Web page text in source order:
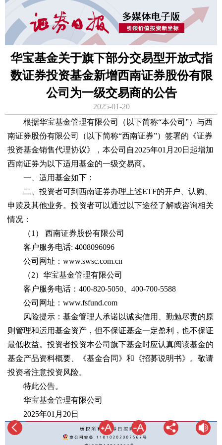
华宝基金关于旗下部分交易型开放式指
数证券投资基金新增西南证券股份有限
公司为一级交易商的公告
2025-01-20
根据华宝基金管理有限公司（以下简称“本公司”）与西
南证券股份有限公司（以下简称“西南证券”）签署的《证券
投资基金销售代理协议》，本公司自2025年01月20日起增加
西南证券为以下适用基金的一级交易商。
一、适用基金如下：
二、投资者可到西南证券办理上述ETF的开户、认购、
申赎及其他业务。投资者可以通过以下途径了解或咨询相关
情况：
（1） 西南证券股份有限公司
客户服务电话: 4008096096
公司网址：www.swsc.com.cn
（2）华宝基金管理有限公司
客户服务电话：400-820-5050、400-700-5588
公司网址：www.fsfund.com
风险提示：基金管理人承诺以诚实信用、勤勉尽责的原
则管理和运用基金资产，但不保证基金一定盈利，也不保证
最低收益。投资者投资本公司旗下基金时应认真阅读基金的
基金产品资料概要、《基金合同》和《招募说明书》。敬请
投资者注意投资风险。
特此公告。
华宝基金管理有限公司
2025年01月20日